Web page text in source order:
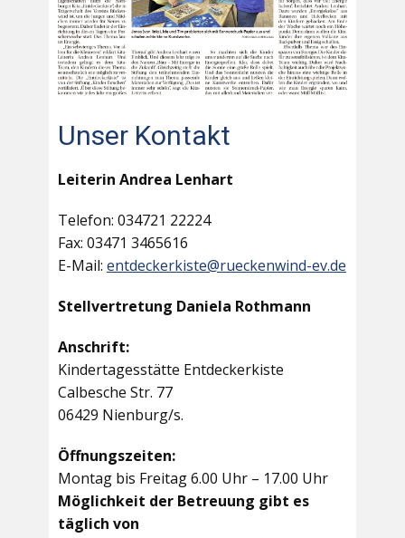
Unser Kontakt
Leiterin Andrea Lenhart
Telefon: 034721 22224
Fax: 03471 3465616
E-Mail: entdeckerkiste@rueckenwind-ev.de
Stellvertretung Daniela Rothmann
Anschrift:
Kindertagesstätte Entdeckerkiste
Calbesche Str. 77
06429 Nienburg/s.
Öffnungszeiten:
Montag bis Freitag 6.00 Uhr – 17.00 Uhr
Möglichkeit der Betreuung gibt es
täglich von